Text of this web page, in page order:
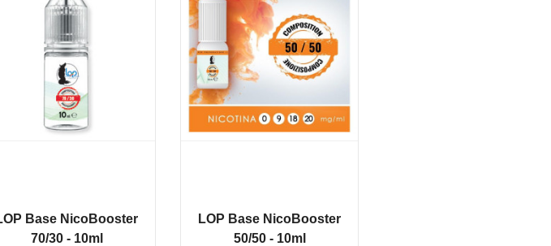
Base NicoBooster
70/30 - 10ml
LOP Base NicoBooster
50/50 - 10ml